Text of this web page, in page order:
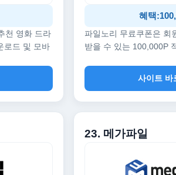
천 영화 드라
로드 및 모바
혜택
파일노리 무료쿠폰은 회
받을 수 있는 100,000P
사이트 바
23. 메가파일